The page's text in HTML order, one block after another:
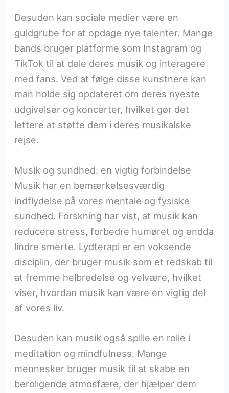
Desuden kan sociale medier være en
guldgrube for at opdage nye talenter. Mange
bands bruger platforme som Instagram og
TikTok til at dele deres musik og interagere
med fans. Ved at følge disse kunstnere kan
man holde sig opdateret om deres nyeste
udgivelser og koncerter, hvilket gør det
lettere at støtte dem i deres musikalske
rejse.
Musik og sundhed: en vigtig forbindelse
Musik har en bemærkelsesværdig
indflydelse på vores mentale og fysiske
sundhed. Forskning har vist, at musik kan
reducere stress, forbedre humøret og endda
lindre smerte. Lydterapi er en voksende
disciplin, der bruger musik som et redskab til
at fremme helbredelse og velvære, hvilket
viser, hvordan musik kan være en vigtig del
af vores liv.
Desuden kan musik også spille en rolle i
meditation og mindfulness. Mange
mennesker bruger musik til at skabe en
beroligende atmosfære, der hjælper dem